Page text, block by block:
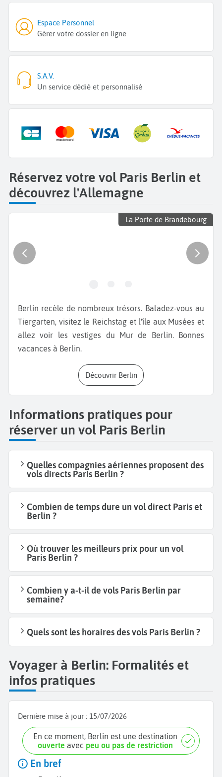
Espace Personnel
Gérer votre dossier en ligne
S.A.V.
Un service dédié et personnalisé
Réservez votre vol Paris Berlin et
découvrez l'Allemagne
La Porte de Brandebourg
Berlin recèle de nombreux trésors. Baladez-vous au
Tiergarten, visitez le Reichstag et l'île aux Musées et
allez voir les vestiges du Mur de Berlin. Bonnes
vacances à Berlin.
Découvrir Berlin
Informations pratiques pour
réserver un vol Paris Berlin
Quelles compagnies aériennes proposent des
vols directs Paris Berlin ?
Combien de temps dure un vol direct Paris et
Berlin ?
Où trouver les meilleurs prix pour un vol
Paris Berlin ?
Combien y a-t-il de vols Paris Berlin par
semaine?
Quels sont les horaires des vols Paris Berlin ?
Voyager à Berlin: Formalités et
infos pratiques
Dernière mise à jour : 15/07/2026
En ce moment, Berlin est une destination
ouverte avec peu ou pas de restriction
En bref